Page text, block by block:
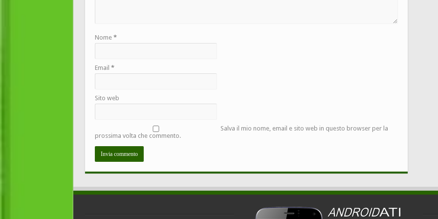
Nome *
Email *
Sito web
Salva il mio nome, email e sito web in questo browser per la
prossima volta che commento.